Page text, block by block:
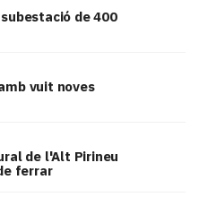
de 400
vuit noves
de l'Alt Pirineu
ferrar